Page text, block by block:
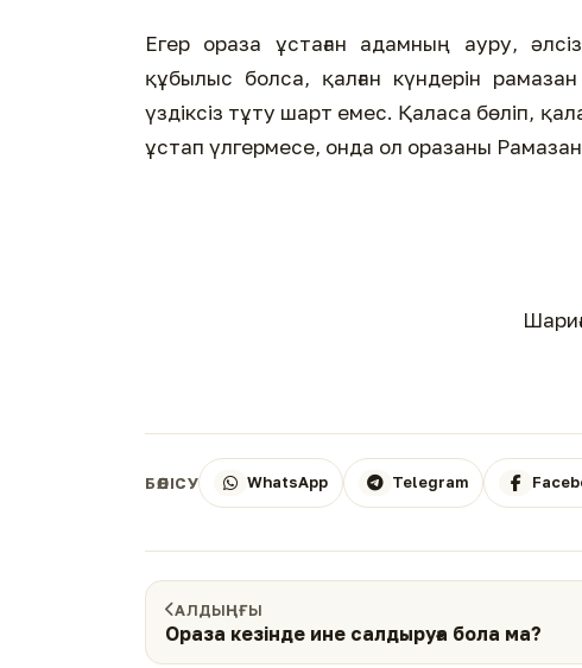
Егер ораза ұстаған адамның ауру,
құбылыс болса, қалған күндерін
үздіксіз тұту шарт емес. Қаласа бөліп,
ұстап үлгермесе, онда ол оразаны Рамазан
БӨЛІСУ WhatsApp Telegram
АЛДЫҢҒЫ
Ораза кезінде ине салдыруға бола ма?